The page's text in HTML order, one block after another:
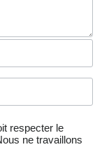
respecter le
ne travaillons